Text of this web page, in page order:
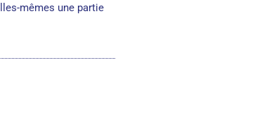
mêmes une partie